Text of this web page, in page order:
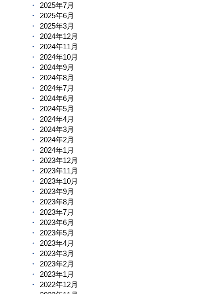
2025年7月
2025年6月
2025年3月
2024年12月
2024年11月
2024年10月
2024年9月
2024年8月
2024年7月
2024年6月
2024年5月
2024年4月
2024年3月
2024年2月
2024年1月
2023年12月
2023年11月
2023年10月
2023年9月
2023年8月
2023年7月
2023年6月
2023年5月
2023年4月
2023年3月
2023年2月
2023年1月
2022年12月